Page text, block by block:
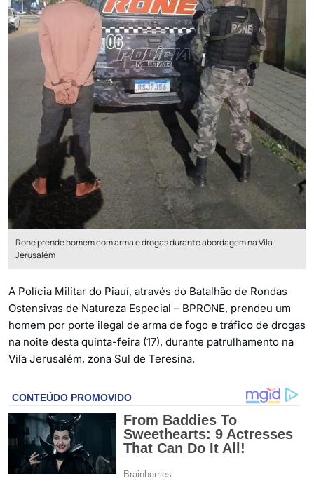
Rone prende homem com arma e drogas durante abordagem na Vila
Jerusalém
A Polícia Militar do Piauí, através do Batalhão de Rondas
Ostensivas de Natureza Especial – BPRONE, prendeu um
homem por porte ilegal de arma de fogo e tráfico de drogas
na noite desta quinta-feira (17), durante patrulhamento na
Vila Jerusalém, zona Sul de Teresina.